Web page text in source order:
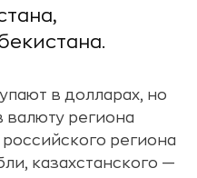
в долларах, но
валюту региона
российского региона
казахстанского —